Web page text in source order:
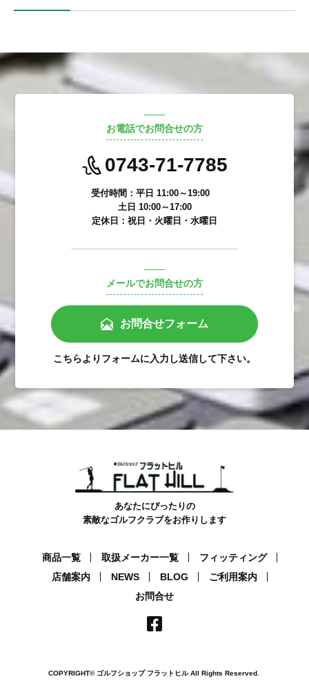
お電話でお問合せの方
0743-71-7785
受付時間：平日 11:00～19:00
土日 10:00～17:00
定休日：祝日・火曜日・水曜日
メールでお問合せの方
お問合せフォーム
こちらよりフォームに入力し送信して下さい。
あなたにぴったりの
素敵なゴルフクラブをお作りします
商品一覧 取扱メーカー一覧
フィッティング
店舗案内
NEWS BLOG
ご利用案内
お問合せ
COPYRIGHT© ゴルフショップ フラットヒルAll Rights Reserved.